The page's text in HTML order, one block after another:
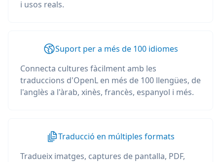
i usos reals.
Suport per a més de 100 idiomes
Connecta cultures fàcilment amb les
traduccions d'OpenL en més de 100 llengües, de
l'anglès a l'àrab, xinès, francès, espanyol i més.
Traducció en múltiples formats
Tradueix imatges, captures de pantalla, PDF,